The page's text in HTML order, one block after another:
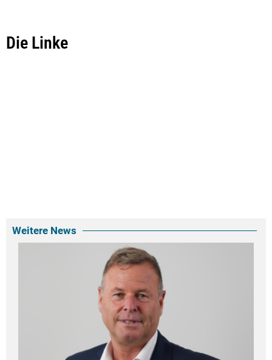
Die Linke
Weitere News